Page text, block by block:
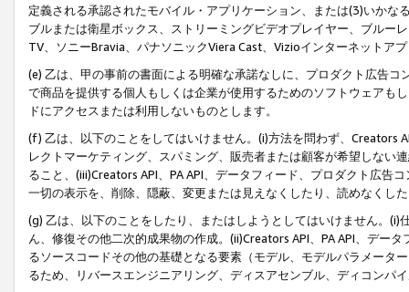
定義される承認されたモバイル・アプリケーション、または(3)いか
ブルまたは衛星ボックス、ストリーミングビデオプレイヤー、ブルー
TV、ソニーBravia、パナソニックViera Cast、Vizioインターネットア
(e) 乙は、甲の事前の書面による明確な承諾なしに、プロダクト広告
で商品を提供する個人もしくは企業が使用するためのソフトウェアも
ドにアクセスまたは利用しないものとします。
(f) 乙は、以下のことをしてはいけません。(i)方法を問わず、Creators
レクトマーケティング、スパミング、販売者または顧客が希望しない
ること、(iii)Creators API、PA API、データフィード、プロダクト広告
一切の表示を、削除、隠蔽、変更または見えなくしたり、読めなくし
(g) 乙は、以下のことをしたり、またはしようとしてはいけません。
ん、修復その他二次的成果物の作成。(ii)Creators API、PA API、デー
るソースコードその他の基礎となる要素（モデル、モデルパラメータ
るため、リバースエンジニアリング、ディスアセンブル、ディコンパ